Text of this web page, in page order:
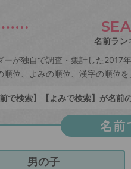
名前ラン
ーが独自で調査・集計した2017
順位、よみの順位、漢字の順位を
前で検索】【よみで検索】が名前
名前
男の子